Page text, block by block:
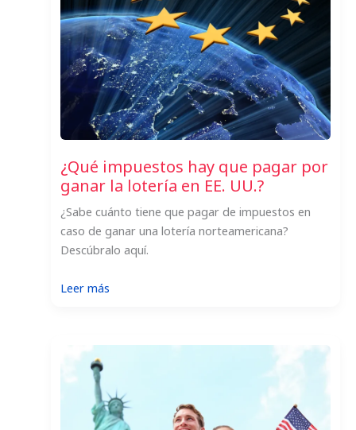
¿Qué impuestos hay que pagar por
ganar la lotería en EE. UU.?
¿Sabe cuánto tiene que pagar de impuestos en
caso de ganar una lotería norteamericana?
Descúbralo aquí.
Leer más:
hay
por
ganar